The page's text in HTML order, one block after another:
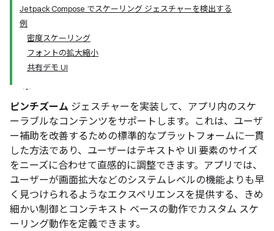
Jetpack Compose でスケーリング ジェスチャーを検出する
例
密度スケーリング
フォントの拡大縮小
共有デモ UI
ピンチズーム ジェスチャーを実装して、アプリ内のスケ
ーラブルなコンテンツをサポートします。これは、ユーザ
ー補助を改善するための標準的なプラットフォームに一貫
した方法であり、ユーザーはテキストや UI 要素のサイズ
をニーズに合わせて直感的に調整できます。アプリでは、
ユーザーが画面拡大などのシステムレベルの機能よりも早
く見つけられるようなエクスペリエンスを提供する、きめ
細かい制御とコンテキスト ベースの動作でカスタム スケ
ーリング動作を定義できます。